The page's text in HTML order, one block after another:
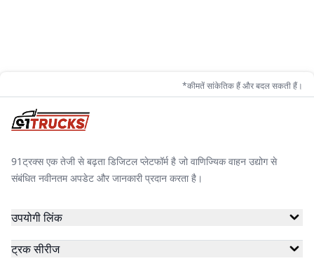
*कीमतें सांकेतिक हैं और बदल सकती हैं।
91ट्रक्स एक तेजी से बढ़ता डिजिटल प्लेटफॉर्म है जो वाणिज्यिक वाहन उद्योग से
संबंधित नवीनतम अपडेट और जानकारी प्रदान करता है।
उपयोगी लिंक
ट्रक सीरीज